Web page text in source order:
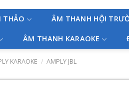
THẢO ÂM THANH HỘI
ÂM THANH KARAOKE
KARAOKE / AMPLY JBL